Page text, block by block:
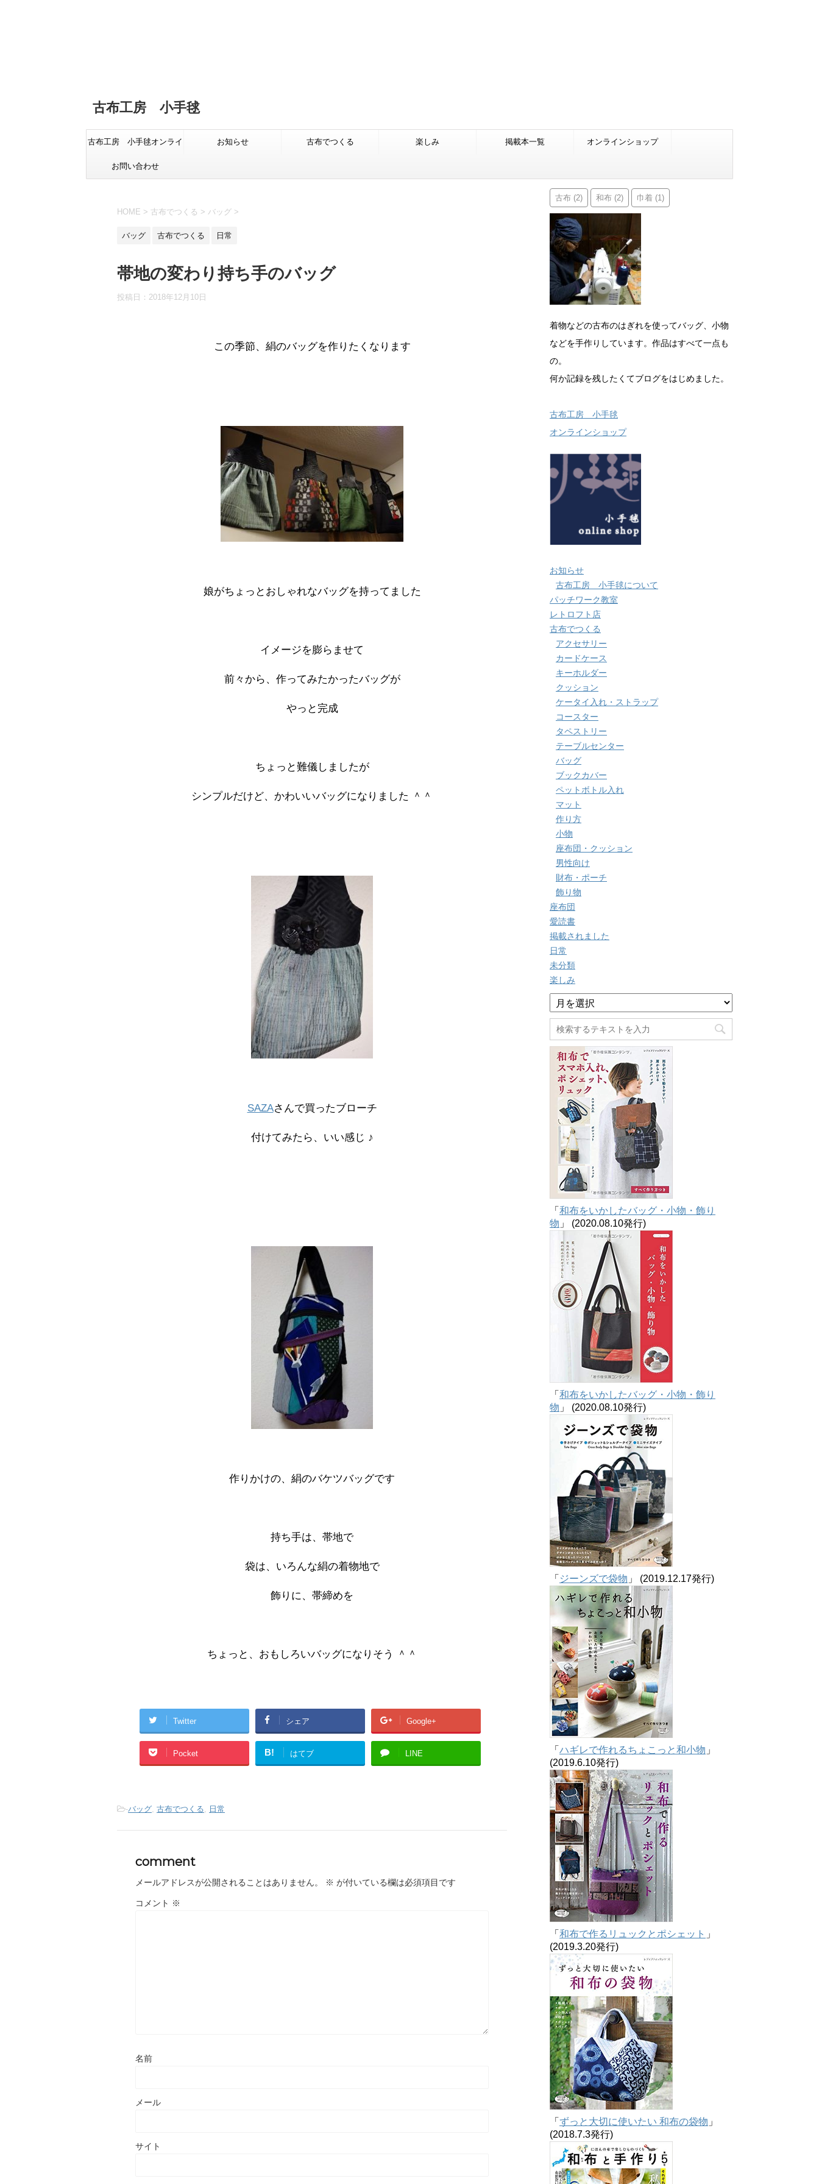
古布工房 小手毬
古布工房 小手毬オンライ
ンショップ
お知らせ 古布でつくる 楽しみ 掲載本一覧 オンラインショップ
お問い合わせ
HOME > 古布でつくる > バッグ >
バッグ 古布でつくる 日常
帯地の変わり持ち手のバッグ
投稿日： 2018年12月10日
この季節、絹のバッグを作りたくなります
娘がちょっとおしゃれなバッグを持ってました
イメージを膨らませて
前々から、作ってみたかったバッグが
やっと完成
ちょっと難儀しましたが
シンプルだけど、かわいいバッグになりました ＾＾
SAZAさんで買ったブローチ
付けてみたら、いい感じ ♪
作りかけの、絹のバケツバッグです
持ち手は、帯地で
袋は、いろんな絹の着物地で
飾りに、帯締めを
ちょっと、おもしろいバッグになりそう ＾＾
Twitter シェア Google+
Pocket B! はてブ LINE
-バッグ, 古布でつくる, 日常
comment
メールアドレスが公開されることはありません。 ※ が付いている欄は必須項目です
コメント ※
名前
メール
サイト
古布 (2) 和布 (2) 巾着 (1)
着物などの古布のはぎれを使ってバッグ、小物
などを手作りしています。作品はすべて一点も
の。
何か記録を残したくてブログをはじめました。
古布工房 小手毬
オンラインショップ
お知らせ
古布工房 小手毬について
パッチワーク教室
レトロフト店
古布でつくる
アクセサリー
カードケース
キーホルダー
クッション
ケータイ入れ・ストラップ
コースター
タペストリー
テーブルセンター
バッグ
ブックカバー
ペットボトル入れ
マット
作り方
小物
座布団・クッション
男性向け
財布・ポーチ
飾り物
座布団
愛読書
掲載されました
日常
未分類
楽しみ
ア
ー
カ
イ
ブ
「 和布をいかしたバッグ・小物・飾り
物 」 (2020.08.10発行)
「 和布をいかしたバッグ・小物・飾り
物 」 (2020.08.10発行)
「 ジーンズで袋物 」 (2019.12.17発行)
「 ハギレで作れるちょこっと和小物 」
(2019.6.10発行)
「 和布で作るリュックとポシェット 」
(2019.3.20発行)
「 ずっと大切に使いたい 和布の袋物 」
(2018.7.3発行)